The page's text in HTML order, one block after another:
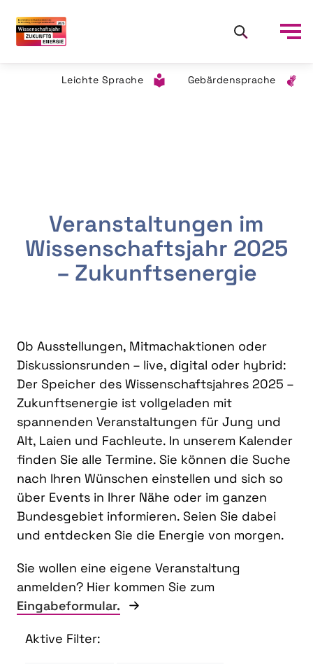
Leichte Sprache Gebärdensprache
Veranstaltungen im
Wissenschaftsjahr 2025
– Zukunftsenergie
Ob Ausstellungen, Mitmachaktionen oder
Diskussionsrunden – live, digital oder hybrid:
Der Speicher des Wissenschaftsjahres 2025 –
Zukunftsenergie ist vollgeladen mit
spannenden Veranstaltungen für Jung und
Alt, Laien und Fachleute. In unserem Kalender
finden Sie alle Termine. Sie können die Suche
nach Ihren Wünschen einstellen und sich so
über Events in Ihrer Nähe oder im ganzen
Bundesgebiet informieren. Seien Sie dabei
und entdecken Sie die Energie von morgen.
Sie wollen eine eigene Veranstaltung
anmelden? Hier kommen Sie zum
Eingabeformular.
Aktive Filter: